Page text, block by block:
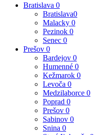
Bratislava 0
Bratislava0
Malacky 0
Pezinok 0
Senec 0
Prešov 0
Bardejov 0
Humenné 0
Kežmarok 0
Levoča 0
Medzilaborce 0
Poprad 0
Prešov 0
Sabinov 0
Snina 0